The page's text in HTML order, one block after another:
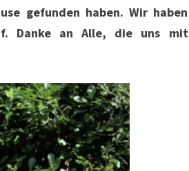
gefunden haben. Wir haben
Danke an Alle, die uns mit